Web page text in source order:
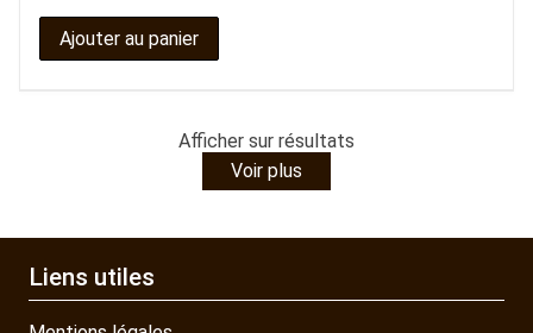
Ajouter au panier
Afficher sur résultats
Voir plus
Liens utiles